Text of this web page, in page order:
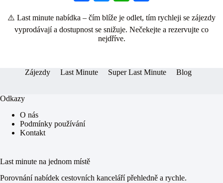
bo
ok
se
ng
ts re
⚠️ Last minute nabídka – čím blíže je odlet, tím rychleji se zájezdy
vyprodávají a dostupnost se snižuje. Nečekejte a rezervujte co
nejdříve.
Zájezdy Last Minute Super Last Minute Blog
Odkazy
O nás
Podmínky používání
Kontakt
Last minute na jednom místě
Porovnání nabídek cestovních kanceláří přehledně a rychle.